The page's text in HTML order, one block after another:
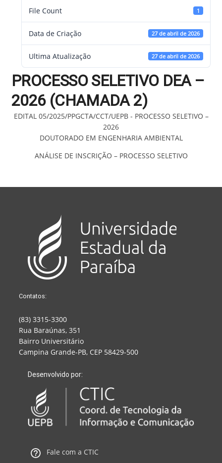
File Count 1
Data de Criação 27 de abril de 2026
Ultima Atualização 27 de abril de 2026
PROCESSO SELETIVO DEA –
2026 (CHAMADA 2)
EDITAL 05/2025/PPGCTA/CCT/UEPB - PROCESSO SELETIVO –
2026
DOUTORADO EM ENGENHARIA AMBIENTAL
ANÁLISE DE INSCRIÇÃO – PROCESSO SELETIVO
Contatos:
(83) 3315-3300
Rua Baraúnas, 351
Bairro Universitário
Campina Grande-PB, CEP 58429-500
Desenvolvido por:
Fale com a CTIC